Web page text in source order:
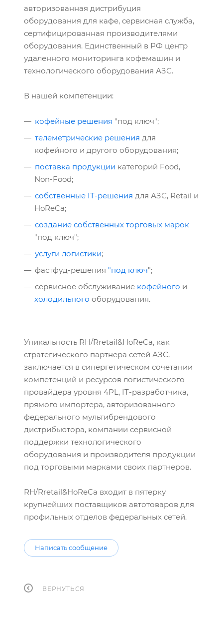
авторизованная дистрибуция
оборудования для кафе, сервисная служба,
сертифицированная производителями
оборудования. Единственный в РФ центр
удаленного мониторинга кофемашин и
технологического оборудования АЗС.
В нашей компетенции:
кофейные решения "под ключ";
телеметрические решения для
кофейного и другого оборудования;
поставка продукции категорий Food,
Non-Food;
собственные IT-решения для АЗС, Retail и
HoReCa;
создание собственных торговых марок
"под ключ";
услуги логистики;
фастфуд-решения "под ключ";
сервисное обслуживание кофейного и
холодильного оборудования.
Уникальность RH/Rretail&HoReCa, как
стратегического партнера сетей АЗС,
заключается в синергетическом сочетании
компетенций и ресурсов логистического
провайдера уровня 4PL, IT-разработчика,
прямого импортера, авторизованного
федерального мультибрендового
дистрибьютора, компании сервисной
поддержки технологического
оборудования и производителя продукции
под торговыми марками своих партнеров.
RH/Rretail&HoReCa входит в пятерку
крупнейших поставщиков автотоваров для
профильных отделов федеральных сетей.
Написать сообщение
ВЕРНУТЬСЯ